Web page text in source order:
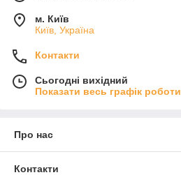
м. Київ
Київ, Україна
Контакти
Сьогодні вихідний
Показати весь графік роботи
Про нас
Контакти